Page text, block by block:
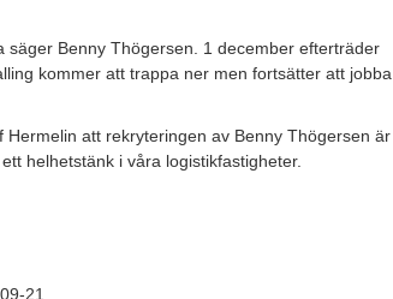
Benny Thögersen. 1 december efterträder
kommer att trappa ner men fortsätter att jobba
att rekryteringen av Benny Thögersen är
helhetstänk i våra logistikfastigheter.
21